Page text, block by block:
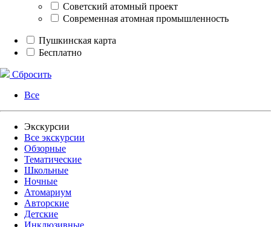
Советский атомный проект
Современная атомная промышленность
Пушкинская карта
Бесплатно
Сбросить
Все
Экскурсии
Все экскурсии
Обзорные
Тематические
Школьные
Ночные
Атомариум
Авторские
Детские
Инклюзивные